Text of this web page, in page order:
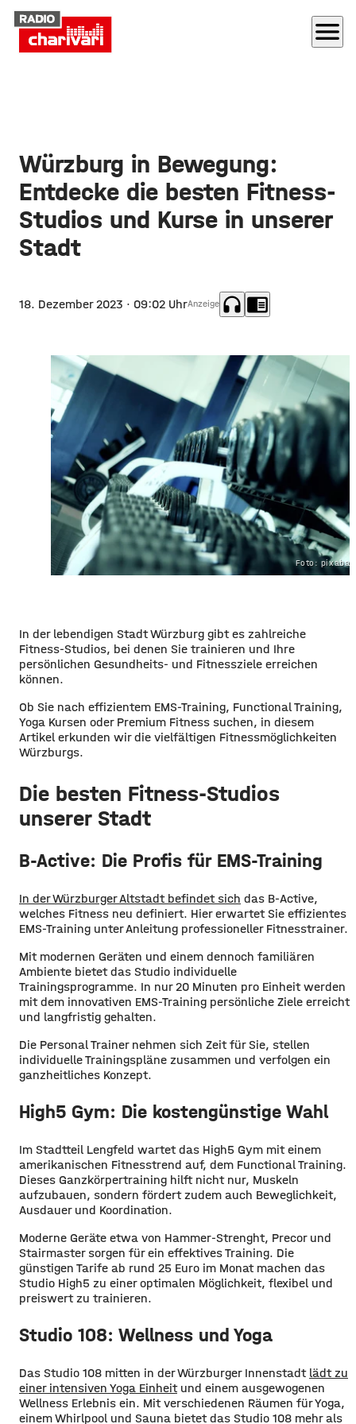
menu
Würzburg in Bewegung:
Entdecke die besten Fitness-
Studios und Kurse in unserer
Stadt
18. Dezember 2023 · 09:02 UhrAnzeige headphones chrome_reader_mode
Foto:
In der lebendigen Stadt Würzburg gibt es zahlreiche
Fitness-Studios, bei denen Sie trainieren und Ihre
persönlichen Gesundheits- und Fitnessziele erreichen
können.
Ob Sie nach effizientem EMS-Training, Functional Training,
Yoga Kursen oder Premium Fitness suchen, in diesem
Artikel erkunden wir die vielfältigen Fitnessmöglichkeiten
Würzburgs.
Die besten Fitness-Studios
unserer Stadt
B-Active: Die Profis für EMS-Training
In der Würzburger Altstadt befindet sich das B-Active,
welches Fitness neu definiert. Hier erwartet Sie effizientes
EMS-Training unter Anleitung professioneller Fitnesstrainer.
Mit modernen Geräten und einem dennoch familiären
Ambiente bietet das Studio individuelle
Trainingsprogramme. In nur 20 Minuten pro Einheit werden
mit dem innovativen EMS-Training persönliche Ziele erreicht
und langfristig gehalten.
Die Personal Trainer nehmen sich Zeit für Sie, stellen
individuelle Trainingspläne zusammen und verfolgen ein
ganzheitliches Konzept.
High5 Gym: Die kostengünstige Wahl
Im Stadtteil Lengfeld wartet das High5 Gym mit einem
amerikanischen Fitnesstrend auf, dem Functional Training.
Dieses Ganzkörpertraining hilft nicht nur, Muskeln
aufzubauen, sondern fördert zudem auch Beweglichkeit,
Ausdauer und Koordination.
Moderne Geräte etwa von Hammer-Strenght, Precor und
Stairmaster sorgen für ein effektives Training. Die
günstigen Tarife ab rund 25 Euro im Monat machen das
Studio High5 zu einer optimalen Möglichkeit, flexibel und
preiswert zu trainieren.
Studio 108: Wellness und Yoga
Das Studio 108 mitten in der Würzburger Innenstadt lädt zu
einer intensiven Yoga Einheitund einem ausgewogenen
Wellness Erlebnis ein. Mit verschiedenen Räumen für Yoga,
einem Whirlpool und Sauna bietet das Studio 108 mehr als